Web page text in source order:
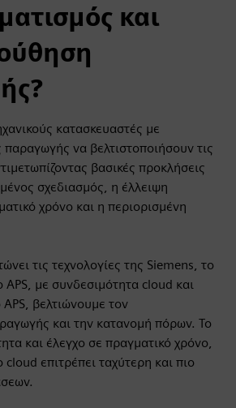
και
κατασκευαστές με
να βελτιστοποιήσουν τις
βασικές προκλήσεις
σχεδιασμός, η έλλειψη
χρόνο και η περιορισμένη
τις τεχνολογίες της Siemens, το
APS, με συνδεσιμότητα cloud και
βελτιώνουμε τον
και την κατανομή πόρων. Το
και έλεγχο σε πραγματικό χρόνο,
επιτρέπει ταχύτερη και πιο